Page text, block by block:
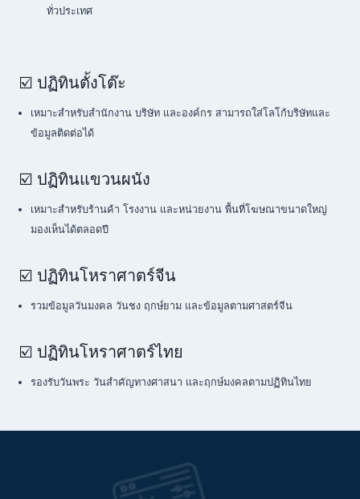
ทั่วประเทศ
☑️ ปฏิทินตั้งโต๊ะ
เหมาะสำหรับสำนักงาน บริษัท และองค์กร สามารถใส่โลโก้บริษัทและ
ข้อมูลติดต่อได้
☑️ ปฏิทินแขวนผนัง
เหมาะสำหรับร้านค้า โรงงาน และหน่วยงาน พื้นที่โฆษณาขนาดใหญ่
มองเห็นได้ตลอดปี
☑️ ปฏิทินโหราศาตร์จีน
รวมข้อมูลวันมงคล วันชง ฤกษ์ยาม และข้อมูลตามศาสตร์จีน
☑️ ปฏิทินโหราศาตร์ไทย
รองรับวันพระ วันสำคัญทางศาสนา และฤกษ์มงคลตามปฏิทินไทย